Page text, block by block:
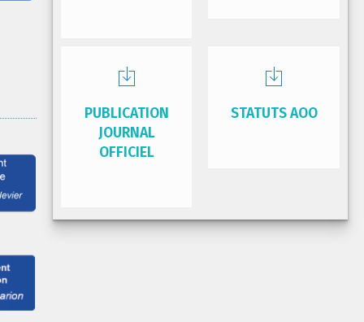
PUBLICATION
JOURNAL
OFFICIEL
STATUTS AOO